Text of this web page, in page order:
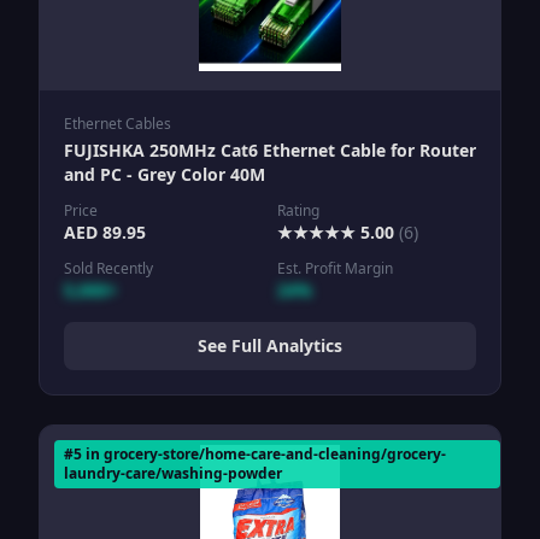
Ethernet Cables
FUJISHKA 250MHz Cat6 Ethernet Cable for Router
and PC - Grey Color 40M
Price
AED 89.95
Rating
★★★★★ 5.00 (6)
Sold Recently
5,000+
Est. Profit Margin
24%
See Full Analytics
#5 in grocery-store/home-care-and-cleaning/grocery-
laundry-care/washing-powder